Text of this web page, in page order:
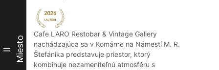
II Miesto
Cafe LARO Restobar & Vintage Gallery
nachádzajúca sa v Komárne na Námestí M. R.
Štefánika predstavuje priestor, ktorý
kombinuje nezameniteľnú atmosféru s